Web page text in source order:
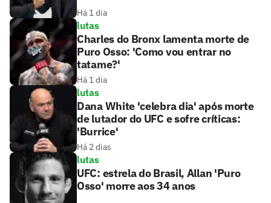
Há 1 dia
lutas
Charles do Bronx lamenta morte de
Puro Osso: 'Como vou entrar no
tatame?'
Há 1 dia
lutas
Dana White 'celebra dia' após morte
de lutador do UFC e sofre críticas:
'Burrice'
Há 2 dias
lutas
UFC: estrela do Brasil, Allan 'Puro
Osso' morre aos 34 anos